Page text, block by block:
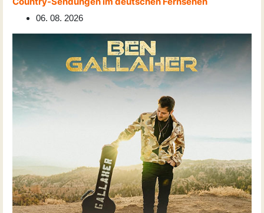
06. 08. 2026